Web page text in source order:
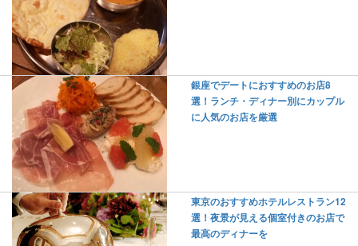
銀座でデートにおすすめのお店8
選！ランチ・ディナー別にカップル
に人気のお店を厳選
東京のおすすめホテルレストラン12
選！夜景が見える個室付きのお店で
最高のディナーを